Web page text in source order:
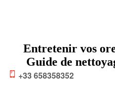
+33 658358352
Entretenir vos
Guide de